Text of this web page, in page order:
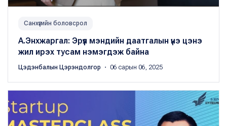
Санхүүгийн боловсрол
А.Энхжаргал: Эрүүл мэндийн даатгалын үнэ цэнэ
жил ирэх тусам нэмэгдэж байна
Цэдэнбалын Цэрэндолгор ・ 06 сарын 06, 2025